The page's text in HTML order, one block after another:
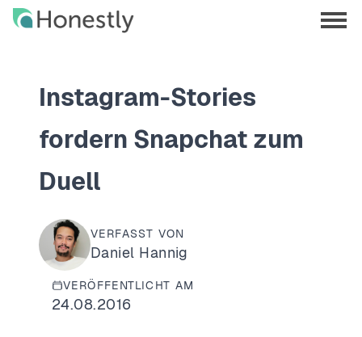
Skip
Skip
menu
Instagram-Stories
fordern Snapchat zum
Duell
VERFASST VON
Daniel Hannig
VERÖFFENTLICHT AM
24.08.2016